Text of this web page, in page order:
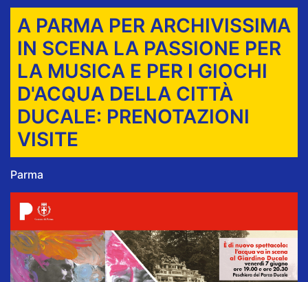
A PARMA PER ARCHIVISSIMA
IN SCENA LA PASSIONE PER
LA MUSICA E PER I GIOCHI
D'ACQUA DELLA CITTÀ
DUCALE: PRENOTAZIONI
VISITE
Parma